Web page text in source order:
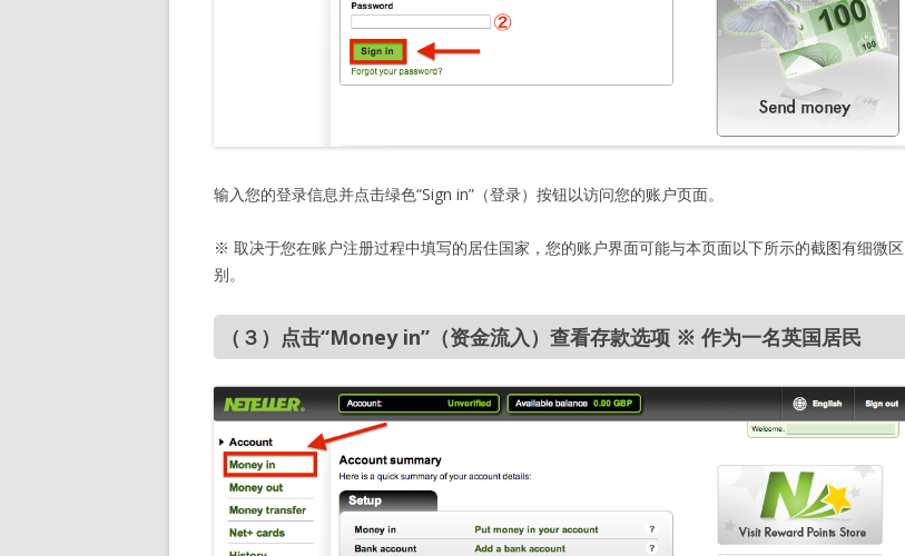
输入您的登录信息并点击绿色“Sign in”（登录）按钮以访问您的账户页面。
※ 取决于您在账户注册过程中填写的居住国家，您的账户界面可能与本页面以下所示的截图有细微区
别。
（３）点击“Money in”（资金流入）查看存款选项 ※ 作为一名英国居民